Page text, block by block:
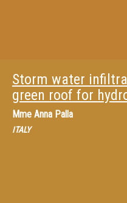
Storm water
green roof for
Mme Anna Palla
ITALY